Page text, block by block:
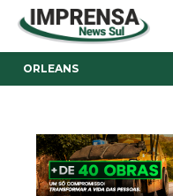
ORLEANS